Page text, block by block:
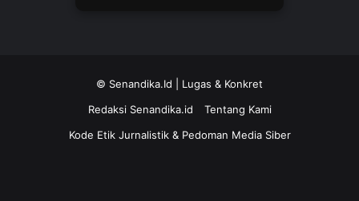
© Senandika.Id | Lugas & Konkret
Redaksi Senandika.id
Tentang Kami
Kode Etik Jurnalistik & Pedoman Media Siber